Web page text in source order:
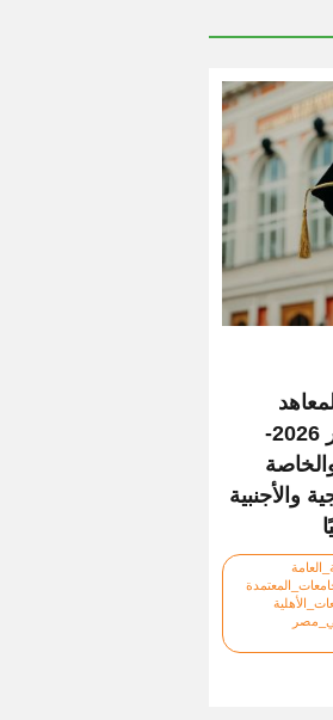
المعتمدة في مصر 2026-
والخاصة
والأجنبية